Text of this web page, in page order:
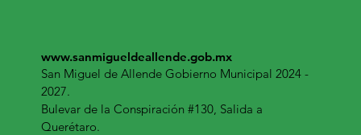
www.sanmigueldeallende.gob.mx
San Miguel de Allende Gobierno Municipal 2024 -
2027.
Bulevar de la Conspiración #130, Salida a
Querétaro.